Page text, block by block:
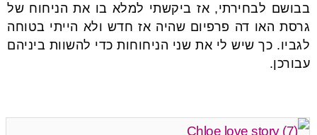
בבושם לבחירתי, אז ביקשתי למלא בו את הניחוח של
גרסת האו דה פרפיום שהיה אז חדש ולא הייתי בטוחה
לגביו. כך שיש לי את שני הניחוחות כדי להשוות ביניהם
עבורכן.